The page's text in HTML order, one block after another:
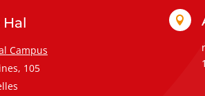
Campus
105
